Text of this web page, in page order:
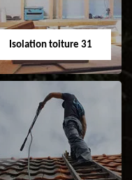
Isolation toiture 31
Isolation toiture 31